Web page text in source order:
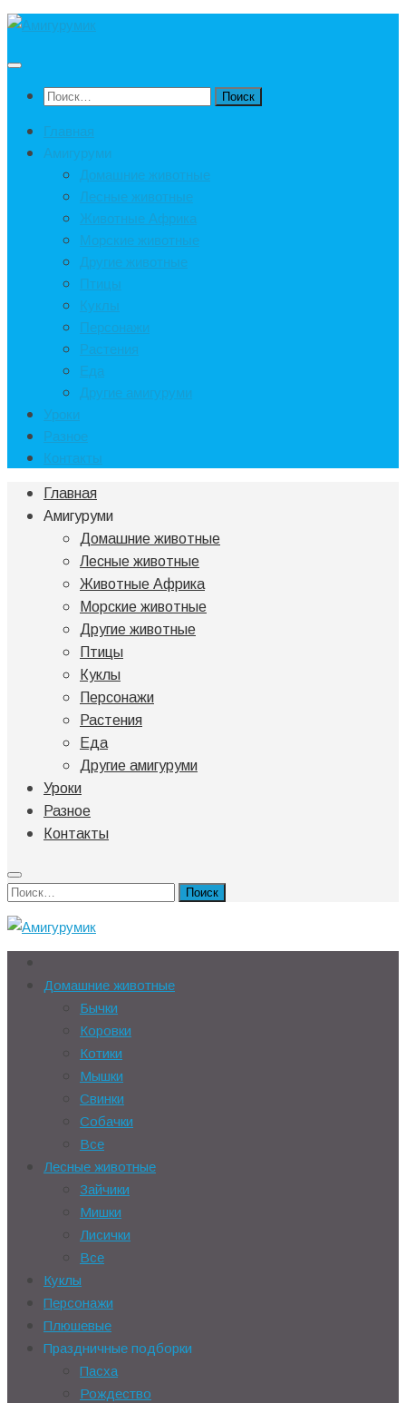
Под
Найти:
Главная
Амигуруми
Домашние животные
Лесные животные
Животные Африка
Морские животные
Другие животные
Птицы
Куклы
Персонажи
Растения
Еда
Другие амигуруми
Уроки
Разное
Контакты
Главная
Амигуруми
Домашние животные
Лесные животные
Животные Африка
Морские животные
Другие животные
Птицы
Куклы
Персонажи
Растения
Еда
Другие амигуруми
Уроки
Разное
Контакты
Найти:
Домашние животные
Бычки
Коровки
Котики
Мышки
Свинки
Собачки
Все
Лесные животные
Зайчики
Мишки
Лисички
Все
Куклы
Персонажи
Плюшевые
Праздничные подборки
Пасха
Рождество